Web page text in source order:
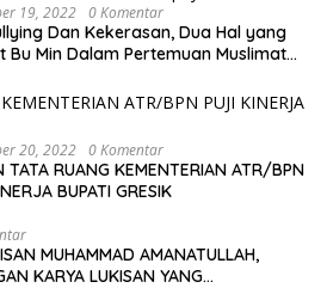
19, 2022 0 Komentar
Dan Kekerasan, Dua Hal yang
Bu Min Dalam Pertemuan Muslimat
20, 2022 0 Komentar
TATA RUANG KEMENTERIAN ATR/BPN
BUPATI GRESIK
MUHAMMAD AMANATULLAH,
KARYA LUKISAN YANG